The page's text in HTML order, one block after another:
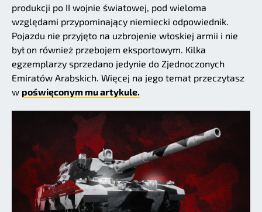
produkcji po II wojnie światowej, pod wieloma
względami przypominający niemiecki odpowiednik.
Pojazdu nie przyjęto na uzbrojenie włoskiej armii i nie
był on również przebojem eksportowym. Kilka
egzemplarzy sprzedano jedynie do Zjednoczonych
Emiratów Arabskich. Więcej na jego temat przeczytasz
w poświęconym mu artykule.